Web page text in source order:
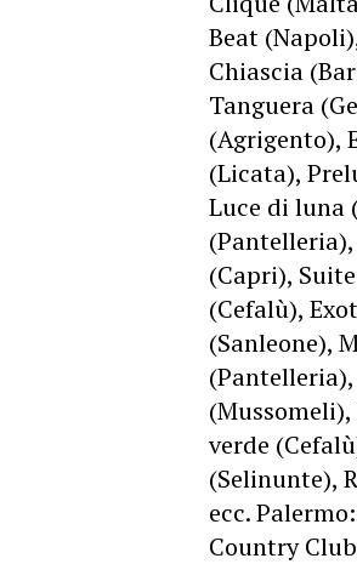
Beat
Chiascia
Tanguera
(Agrigento),
(Licata),
Luce di luna
(Capri),
(Cefalù),
(Sanleone),
verde
(Selinunte),
ecc.
Country